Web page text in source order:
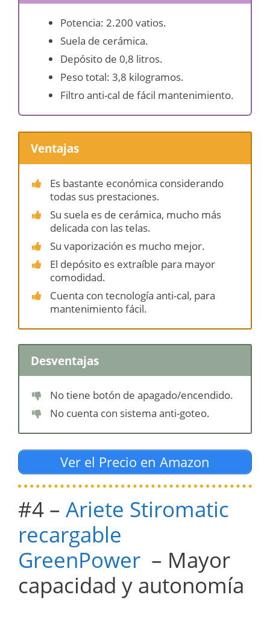
Potencia: 2.200 vatios.
Suela de cerámica.
Depósito de 0,8 litros.
Peso total: 3,8 kilogramos.
Filtro anti-cal de fácil mantenimiento.
Ventajas
Es bastante económica considerando
todas sus prestaciones.
Su suela es de cerámica, mucho más
delicada con las telas.
Su vaporización es mucho mejor.
El depósito es extraíble para mayor
comodidad.
Cuenta con tecnología anti-cal, para
mantenimiento fácil.
Desventajas
No tiene botón de apagado/encendido.
No cuenta con sistema anti-goteo.
Ver el Precio en Amazon
#4 – Ariete Stiromatic
recargable
GreenPower – Mayor
capacidad y autonomía